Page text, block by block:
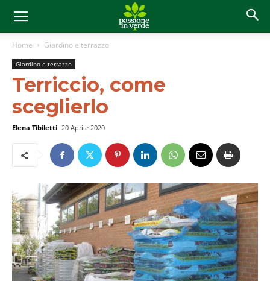
Home Giardino e terrazzo
Giardino e terrazzo
Terriccio, come
sceglierlo
Elena Tibiletti 20 Aprile 2020